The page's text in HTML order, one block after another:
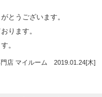
とうございます。
ります。
。
門店 マイルーム 2019.01.24[木]